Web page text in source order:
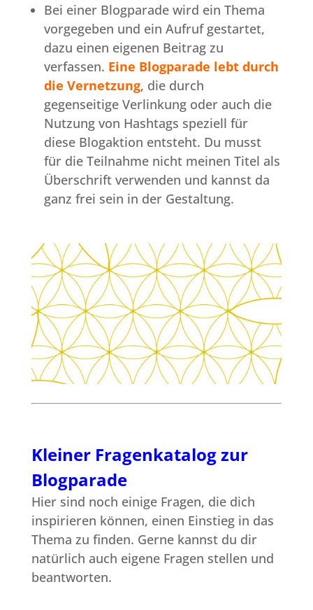
Bei einer Blogparade wird ein Thema
vorgegeben und ein Aufruf gestartet,
dazu einen eigenen Beitrag zu
verfassen. Eine Blogparade lebt durch
die Vernetzung, die durch
gegenseitige Verlinkung oder auch die
Nutzung von Hashtags speziell für
diese Blogaktion entsteht. Du musst
für die Teilnahme nicht meinen Titel als
Überschrift verwenden und kannst da
ganz frei sein in der Gestaltung.
Kleiner Fragenkatalog zur
Blogparade
Hier sind noch einige Fragen, die dich
inspirieren können, einen Einstieg in das
Thema zu finden. Gerne kannst du dir
natürlich auch eigene Fragen stellen und
beantworten.